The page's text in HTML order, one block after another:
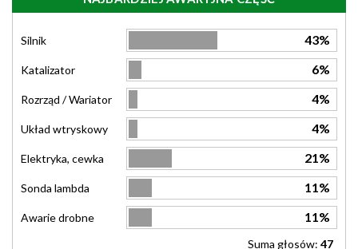
Silnik 43%
Katalizator 6%
Rozrząd / Wariator 4%
Układ wtryskowy 4%
Elektryka, cewka 21%
Sonda lambda 11%
Awarie drobne 11%
Suma głosów: 47